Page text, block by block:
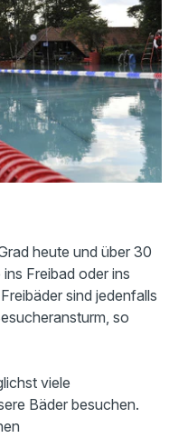
heute und über 30
Freibad oder ins
sind jedenfalls
so
viele
Bäder besuchen.